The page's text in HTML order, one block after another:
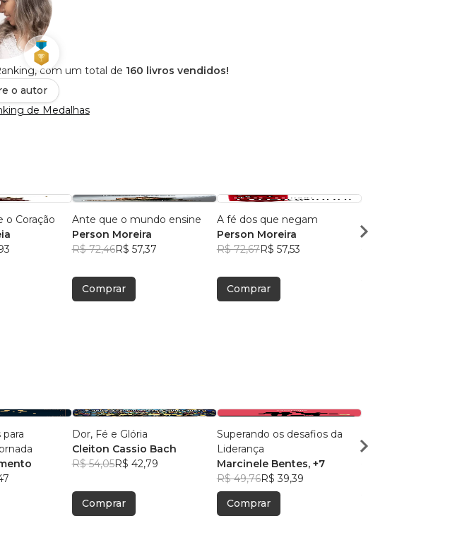
com um total de 160 livros vendidos!
o autor
de Medalhas
o Coração
Ante que o mundo ensine
Person Moreira
R$ 72,46R$ 57,37
Comprar
A fé dos que negam
Person Moreira
R$ 72,67R$ 57,53
Comprar
Rayane Gouveia
Dor, Fé e Glória
Cleiton Cassio Bach
R$ 54,05R$ 42,79
Comprar
Superando os desafios da
Liderança
Marcinele Bentes, +7
R$ 49,76R$ 39,39
Comprar
Simone Lacerda